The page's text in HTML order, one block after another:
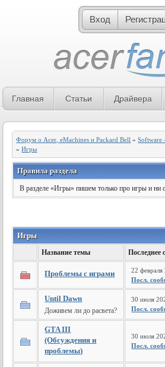
Вход
Главная Статьи Драйвера
Форум о Acer, eMachines и Packard Bell »Software
»Игры
Правила раздела
В разделе «Игры» пишем только про игры и ни
Игры
Название темы Последнее
Проблемы с играми
22
Посл.
Until Dawn
Доживем ли до расвета?
30 июля
Посл.
GTA III
(Обсуждения и
проблемы)
30 июля
Посл.